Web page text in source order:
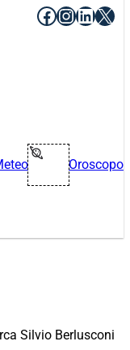
Facebook
X
Oroscopo
Silvio Berlusconi